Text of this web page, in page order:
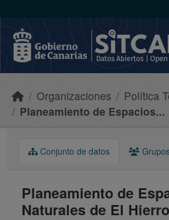
Organizaciones
Política
Planeamiento de Espacios...
Conjunto de datos
Planeamiento de
Naturales de El Hierro